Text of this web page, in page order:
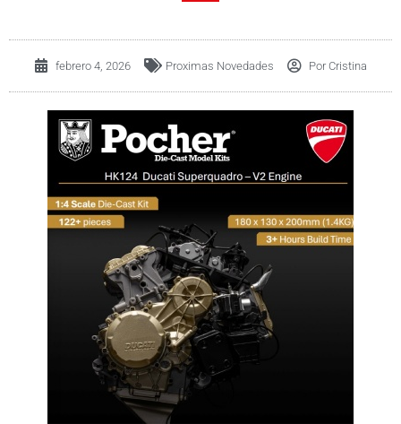
febrero 4, 2026 Proximas Novedades Por Cristina